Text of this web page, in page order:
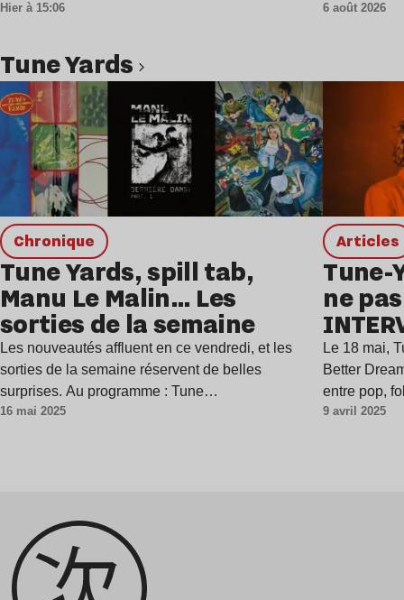
Hier à 15:06 6 août 2026
Tune Yards
chronique
Tune Yards, spill tab,
Manu Le Malin… Les
sorties de la semaine
Les nouveautés affluent en ce vendredi, et les
sorties de la semaine réservent de belles
surprises. Au programme : Tune…
16 mai 2025
Articles
Tune-
ne
Le 18 mai,
Better
entre pop,
9 avril 2025
Lire l’article